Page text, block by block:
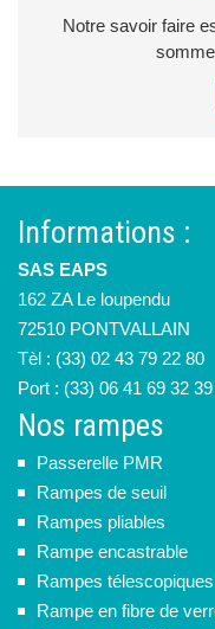
Notre savoir faire
Informations :
SAS EAPS
162 ZA Le loupendu
72510 PONTVALLAIN
Tèl : (33) 02 43 79 22 80
Port : (33) 06 41 69 32 39
Nos rampes
Passerelle PMR
Rampes de seuil
Rampes pliables
Rampe encastrable
Rampes télescopiques
Rampe en fibre de